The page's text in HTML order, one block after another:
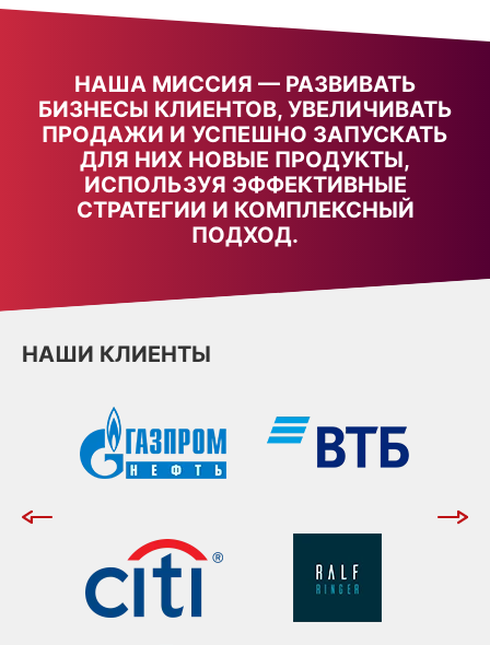
НАША МИССИЯ — РАЗВИВАТЬ
БИЗНЕСЫ КЛИЕНТОВ, УВЕЛИЧИВАТЬ
ПРОДАЖИ И УСПЕШНО ЗАПУСКАТЬ
ДЛЯ НИХ НОВЫЕ ПРОДУКТЫ,
ИСПОЛЬЗУЯ ЭФФЕКТИВНЫЕ
СТРАТЕГИИ И КОМПЛЕКСНЫЙ
ПОДХОД.
НАШИ КЛИЕНТЫ